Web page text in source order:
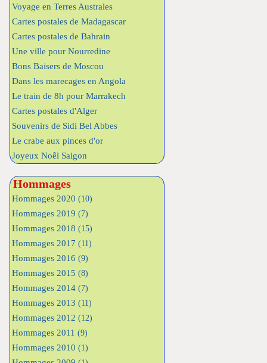
Voyage en Terres Australes
Cartes postales de Madagascar
Cartes postales de Bahrain
Une ville pour Nourredine
Bons Baisers de Moscou
Dans les marecages en Angola
Le train de 8h pour Marrakech
Cartes postales d'Alger
Souvenirs de Sidi Bel Abbes
Le crabe aux pinces d'or
Joyeux Noêl Saigon
Hommages
Hommages 2020 (10)
Hommages 2019 (7)
Hommages 2018 (15)
Hommages 2017 (11)
Hommages 2016 (9)
Hommages 2015 (8)
Hommages 2014 (7)
Hommages 2013 (11)
Hommages 2012 (12)
Hommages 2011 (9)
Hommages 2010 (1)